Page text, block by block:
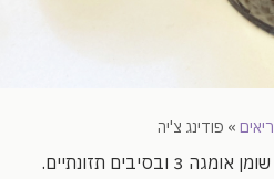
» פודינג צ'יה
זרעי הצ'יה עשירים בחומצת שומן אומגה 3 ובסיבים תזונתיים.